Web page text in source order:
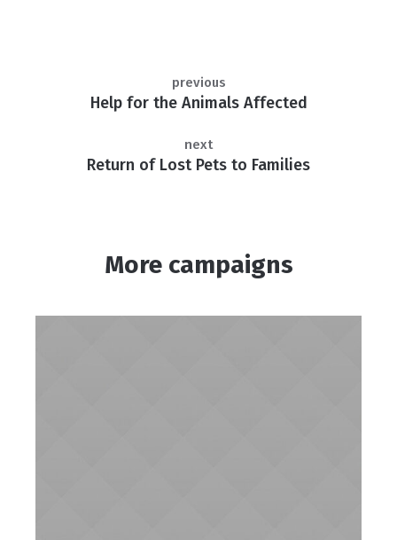
Help for the Animals Affected
previous
Return of Lost Pets to Families
next
More campaigns